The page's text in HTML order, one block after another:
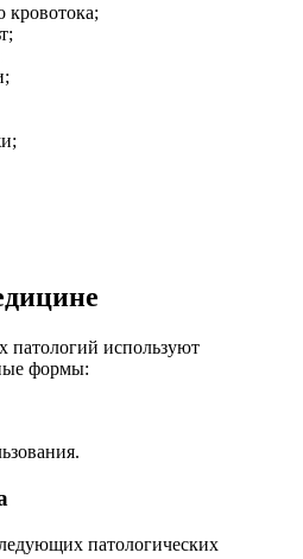
кровотока;
патологий используют
формы:
патологических